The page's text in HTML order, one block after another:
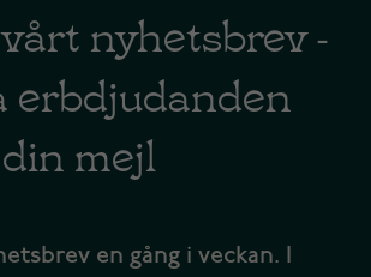
nyhetsbrev -
erbdjudanden
mejl
en gång i veckan. I